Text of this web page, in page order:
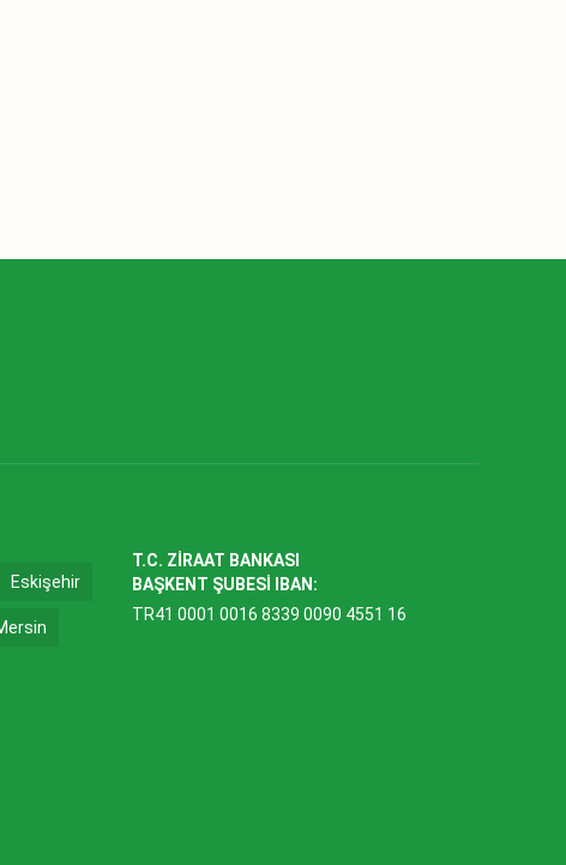
Eskişehir
T.C. ZİRAAT BANKASI
BAŞKENT ŞUBESİ IBAN:
TR41 0001 0016 8339 0090 4551 16